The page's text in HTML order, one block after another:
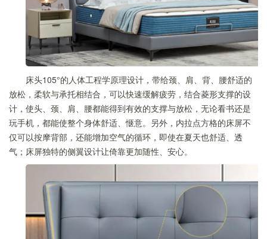
床头105°的人体工程学原理设计，带给颈、肩、背、腰舒适的
放松，柔软与承托相结合，可以快速缓解疲劳，结合菱形支撑的设
计，使头、颈、肩、腰都能得到有效的支撑与放松，无论看书还是
玩手机，都能使整个身体舒适、惬意。另外，内拉点方格的床屏不
仅可以按摩背部，还能增加空气的循环，即使在夏天也舒适、透
气；床屏独特的侧翼设计让倚靠更加随性、安心。